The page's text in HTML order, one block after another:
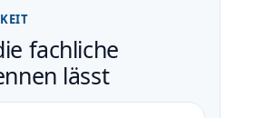
fachliche
lässt